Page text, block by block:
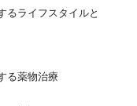
るライフスタイルと
る薬物治療